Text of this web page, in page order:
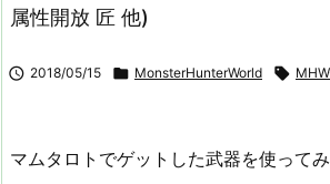
属性開放 匠 他)
 2018/05/15  MonsterHunterWorld 
マムタロトでゲットした武器を使ってみ